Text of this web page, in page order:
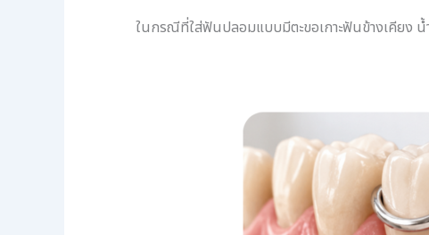
ในกรณีที่ใส่ฟันปลอมแบบมีตะขอเกาะฟันข้างเคียง